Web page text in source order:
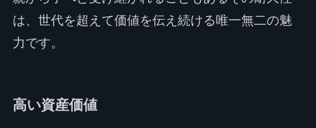
は、世代を超えて価値を伝え続ける唯一無二の魅
力です。
高い資産価値